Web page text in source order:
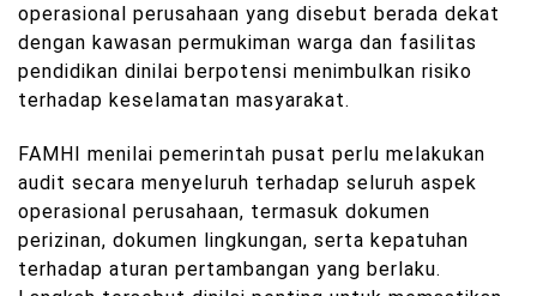
operasional perusahaan yang disebut berada dekat
dengan kawasan permukiman warga dan fasilitas
pendidikan dinilai berpotensi menimbulkan risiko
terhadap keselamatan masyarakat.
FAMHI menilai pemerintah pusat perlu melakukan
audit secara menyeluruh terhadap seluruh aspek
operasional perusahaan, termasuk dokumen
perizinan, dokumen lingkungan, serta kepatuhan
terhadap aturan pertambangan yang berlaku.